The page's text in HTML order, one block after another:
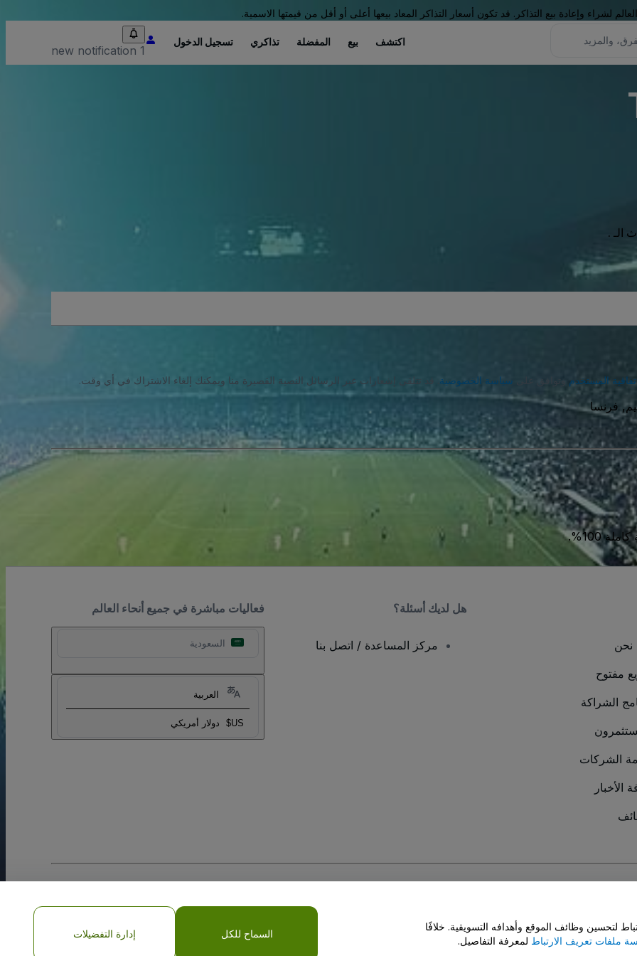
لشراء وإعادة بيع التذاكر. قد تكون أسعار التذاكر المعاد بيعها أعلى أو أقل من قيمتها الاسمية.
اكتشف بيع المفضلة تذاكري تسجيل الدخول
1 new notification
الـ .
المستخدم وتوافق على سياسة الخصوصية . قد تتلقى إشعارات عبر الرسائل النصية القصيرة منا ويمكنك إلغاء الاشتراك في أي وقت.
100%.
فعاليات مباشرة في جميع أنحاء العالم
السعودية
العربية
US$ دولار أمريكي
نحن
مفتوح
الشراكة
الشركات
الأخبار
هل لديك أسئلة؟
مركز المساعدة / اتصل بنا
لتحسين وظائف الموقع وأهدافه التسويقية. خلافًا
ملفات تعريف الارتباط لمعرفة التفاصيل.
السماح للكل إدارة التفضيلات